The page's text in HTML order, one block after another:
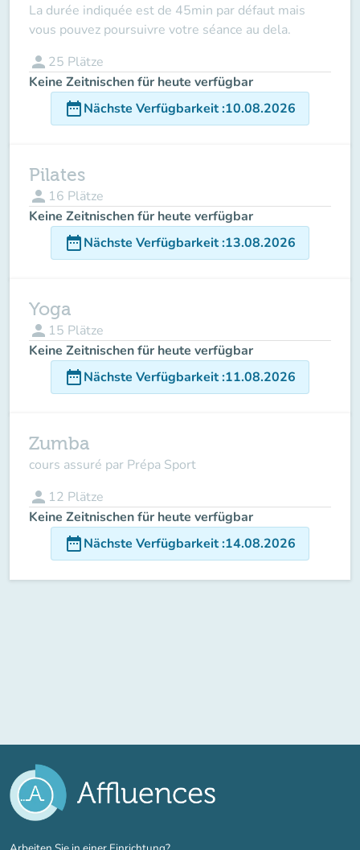
La durée indiquée est de 45min par défaut mais
vous pouvez poursuivre votre séance au dela.
person 25 Plätze
Keine Zeitnischen für heute verfügbar
date_rangeNächste Verfügbarkeit:10.08.2026
Pilates
person 16 Plätze
Keine Zeitnischen für heute verfügbar
date_rangeNächste Verfügbarkeit:13.08.2026
Yoga
person 15 Plätze
Keine Zeitnischen für heute verfügbar
date_rangeNächste Verfügbarkeit:11.08.2026
Zumba
cours assuré par Prépa Sport
person 12 Plätze
Keine Zeitnischen für heute verfügbar
date_rangeNächste Verfügbarkeit:14.08.2026